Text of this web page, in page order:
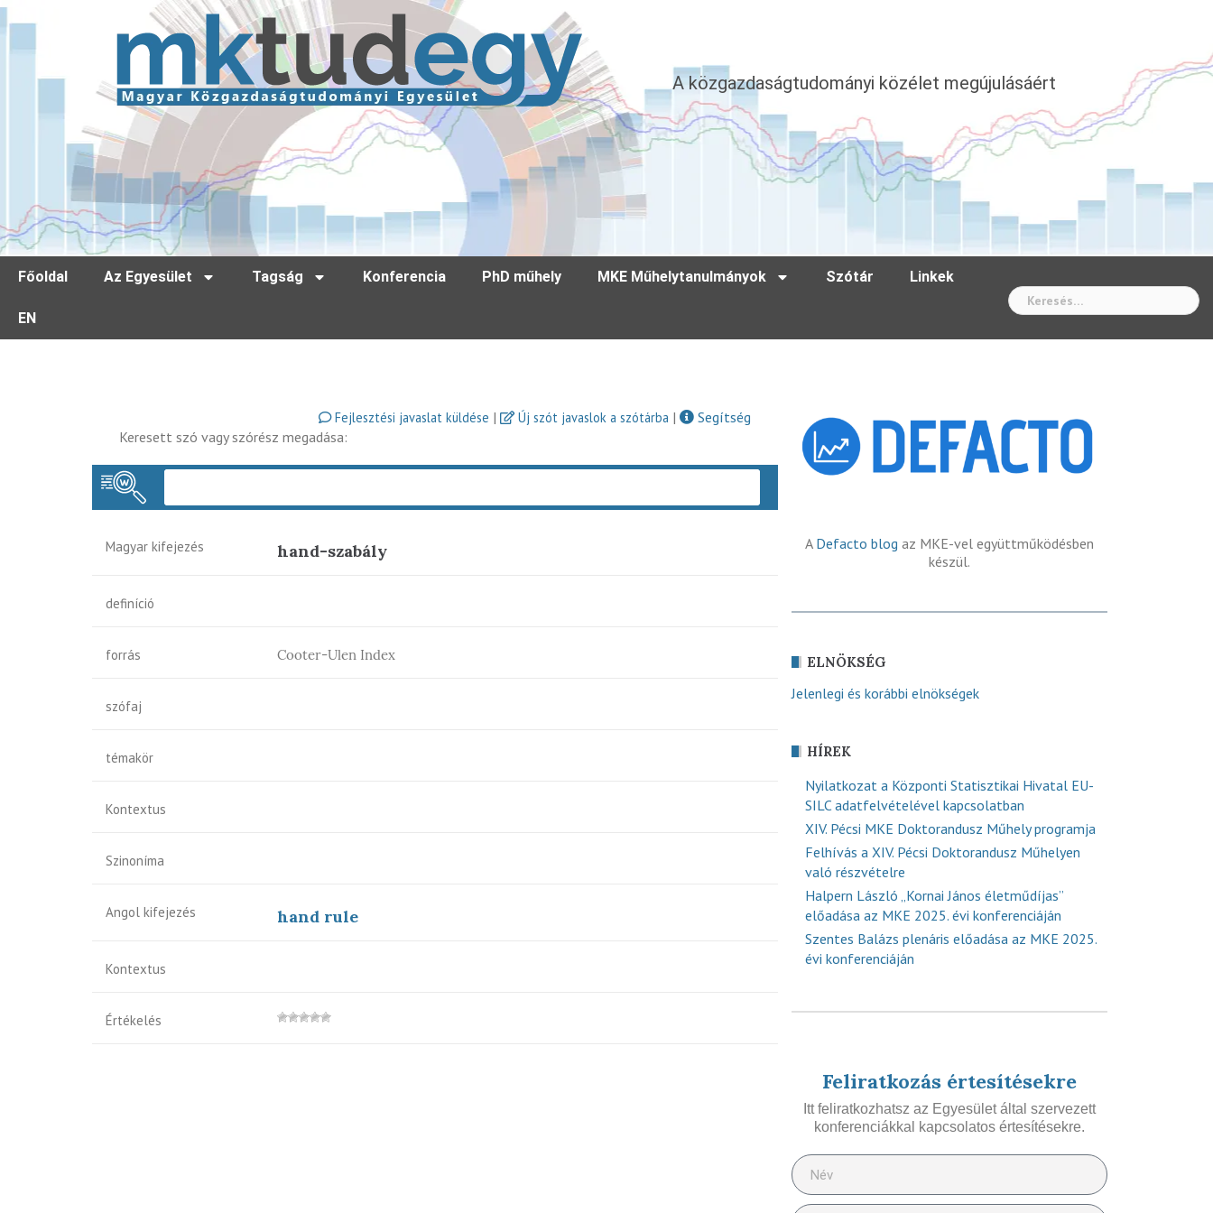
A közgazdaságtudományi közélet megújulásáért
Főoldal Az Egyesület Tagság Konferencia PhD műhely MKE Műhelytanulmányok Szótár Linkek
EN
Fejlesztési javaslat küldése | Új szót javaslok a szótárba |
Segítség
Keresett szó vagy szórész megadása:
Magyar kifejezés hand-szabály
definíció
forrás Cooter-Ulen Index
szófaj
témakör
Kontextus
Szinoníma
Angol kifejezés hand rule
Kontextus
Értékelés
A Defacto blog az MKE-vel együttműködésben
készül.
ELNÖKSÉG
Jelenlegi és korábbi elnökségek
HÍREK
Nyilatkozat a Központi Statisztikai Hivatal EU-
SILC adatfelvételével kapcsolatban
XIV. Pécsi MKE Doktorandusz Műhely programja
Felhívás a XIV. Pécsi Doktorandusz Műhelyen
való részvételre
Halpern László „Kornai János életműdíjas”
előadása az MKE 2025. évi konferenciáján
Szentes Balázs plenáris előadása az MKE 2025.
évi konferenciáján
Feliratkozás értesítésekre
Itt feliratkozhatsz az Egyesület által szervezett
konferenciákkal kapcsolatos értesítésekre.